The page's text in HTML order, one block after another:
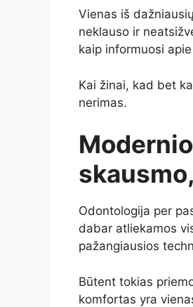
Vienas iš
neklauso ir
kaip informuosi
Kai žinai, kad bet
nerimas.
Odontologija per
dabar atliekamos
pažangiausios
Būtent tokias
komfortas yra